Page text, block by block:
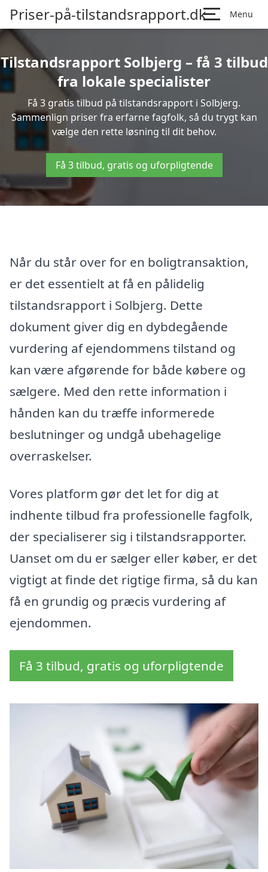
Priser-på-tilstandsrapport.dk Menu
Tilstandsrapport Solbjerg – få 3 tilbud
fra lokale specialister
Få 3 gratis tilbud på tilstandsrapport i Solbjerg.
Sammenlign priser fra erfarne fagfolk, så du trygt kan
vælge den rette løsning til dit behov.
Få 3 tilbud, gratis og uforpligtende
Når du står over for en boligtransaktion,
er det essentielt at få en pålidelig
tilstandsrapport i Solbjerg. Dette
dokument giver dig en dybdegående
vurdering af ejendommens tilstand og
kan være afgørende for både købere og
sælgere. Med den rette information i
hånden kan du træffe informerede
beslutninger og undgå ubehagelige
overraskelser.
Vores platform gør det let for dig at
indhente tilbud fra professionelle fagfolk,
der specialiserer sig i tilstandsrapporter.
Uanset om du er sælger eller køber, er det
vigtigt at finde det rigtige firma, så du kan
få en grundig og præcis vurdering af
ejendommen.
Få 3 tilbud, gratis og uforpligtende